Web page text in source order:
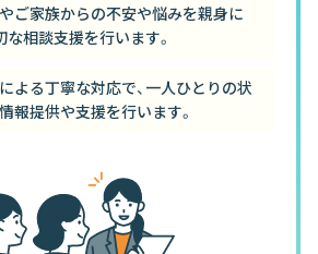
ご家族からの不安や悩みを親身に
な相談支援を行います。
よる丁寧な対応で、一人ひとりの状
報提供や支援を行います。